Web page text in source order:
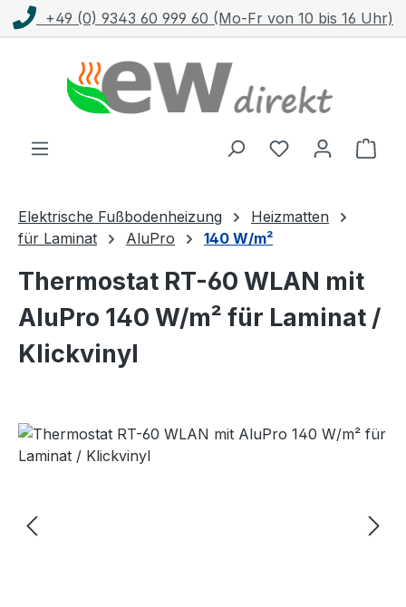
Zum Hauptinhalt springen
von 10 bis 16 Uhr) Kostenloser Versand
Elektrische Fußbodenheizung
Heizmatten
für Laminat
AluPro 140 W/m²
Thermostat RT-60 WLAN mit
AluPro 140 W/m² für Laminat /
Klickvinyl
Bildergalerie überspringen